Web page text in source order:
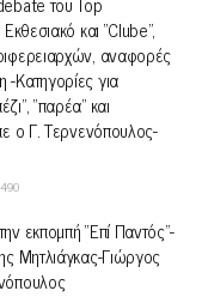
και “Clube”,
αναφορές
για
“παρέα” και
ο Γ. Τερνενόπουλος-
490
εκπομπή “Επί Παντός”-
Μητλιάγκας-Γιώργος